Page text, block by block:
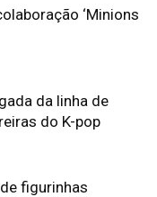
‘Minions
da linha de
do K-pop
figurinhas